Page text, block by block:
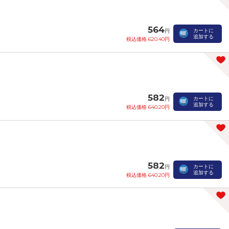
564円
税込価格 620.40円
カートに
追加する
582円
税込価格 640.20円
カートに
追加する
582円
税込価格 640.20円
カートに
追加する